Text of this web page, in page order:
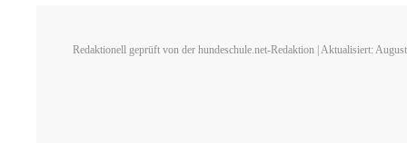
Redaktionell geprüft von der hundeschule.net-Redaktion | Aktualisiert: